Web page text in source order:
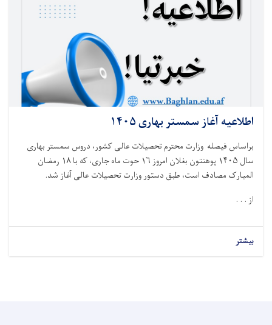
اطلاعیه آغاز سمستر بهاری ۱۴۰۵
براساس فیصله وزارت محترم تحصیلات عالی کشور، دروس سمستر بهاری
سال ۱۴۰۵ پوهنتون بغلان امروز۱۶ حوت ماه جاری، که با۱۸ رمضان
المبارک مصادف است، طبق دستور وزارت تحصیلات عالی آغاز شد.
از . . .
بیشتر